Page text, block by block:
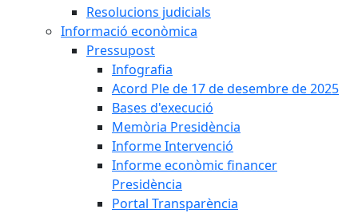
Resolucions judicials
Informació econòmica
Pressupost
Infografia
Acord Ple de 17 de desembre de 2025
Bases d'execució
Memòria Presidència
Informe Intervenció
Informe econòmic financer
Presidència
Portal Transparència